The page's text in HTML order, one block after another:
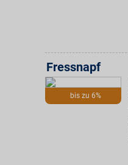
bis zu 6%
Fressnapf